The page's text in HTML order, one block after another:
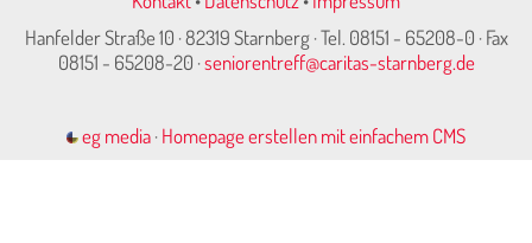
Hanfelder Straße 10 · 82319 Starnberg · Tel. 08151 - 65208-0 · Fax
08151 - 65208-20 ·seniorentreff@caritas-starnberg.de
eg media·Homepage erstellen mit einfachem CMS